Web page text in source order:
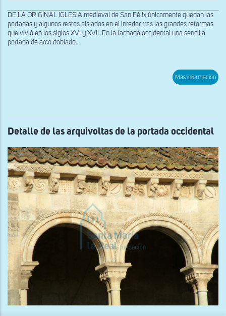
DE LA ORIGINAL IGLESIA medieval de San Félix únicamente quedan las
portadas y algunos restos aislados en el interior tras las grandes reformas
que vivió en los siglos XVI y XVII. En la fachada occidental una sencilla
portada de arco doblado...
Más información
Detalle de las arquivoltas de la portada occidental